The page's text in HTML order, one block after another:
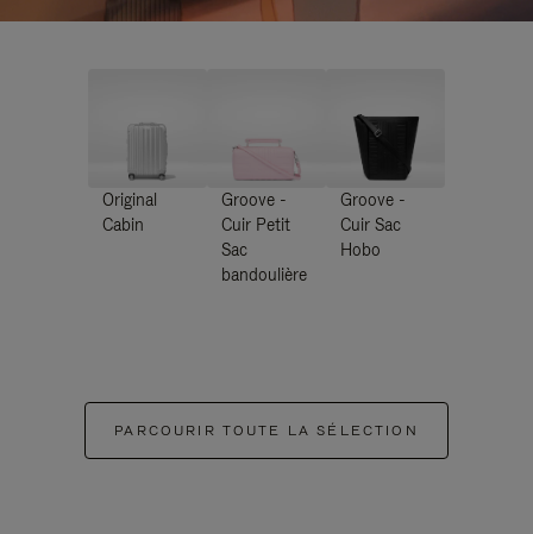
Original
Cabin
Groove -
Cuir Petit
Sac
bandoulière
Groove -
Cuir Sac
Hobo
PARCOURIR TOUTE LA SÉLECTION